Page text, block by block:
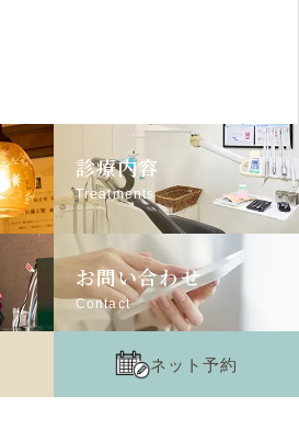
ネット予約
診療内容
Treatments
お問い合わせ
Contact
佐藤歯科医院